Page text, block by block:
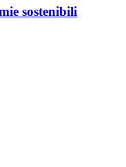
sostenibili